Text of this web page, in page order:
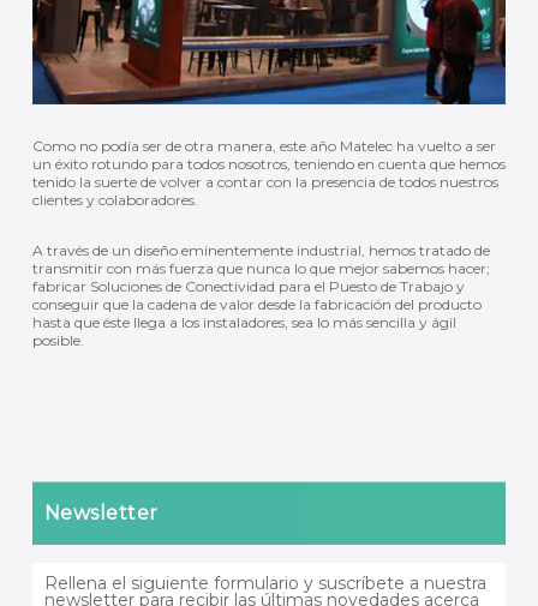
Como no podía ser de otra manera, este año Matelec ha vuelto a ser
un éxito rotundo para todos nosotros, teniendo en cuenta que hemos
tenido la suerte de volver a contar con la presencia de todos nuestros
clientes y colaboradores.
A través de un diseño eminentemente industrial, hemos tratado de
transmitir con más fuerza que nunca lo que mejor sabemos hacer;
fabricar Soluciones de Conectividad para el Puesto de Trabajo y
conseguir que la cadena de valor desde la fabricación del producto
hasta que éste llega a los instaladores, sea lo más sencilla y ágil
posible.
Newsletter
Rellena el siguiente formulario y suscríbete a nuestra
newsletter para recibir las últimas novedades acerca